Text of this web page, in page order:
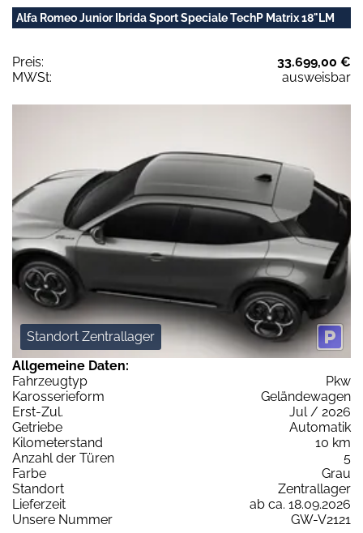
Alfa Romeo Junior Ibrida Sport Speciale TechP Matrix 18"LM
Preis:
33.699,00 €
MWSt:
ausweisbar
Standort Zentrallager
Allgemeine Daten:
Fahrzeugtyp
Pkw
Karosserieform
Geländewagen
Erst-Zul.
Jul / 2026
Getriebe
Automatik
Kilometerstand
10 km
Anzahl der Türen
5
Farbe
Grau
Standort
Zentrallager
Lieferzeit
ab ca. 18.09.2026
Unsere Nummer
GW-V2121